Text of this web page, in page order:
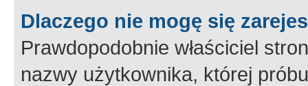
Dlaczego nie mogę się
Prawdopodobnie właściciel
nazwy użytkownika, której